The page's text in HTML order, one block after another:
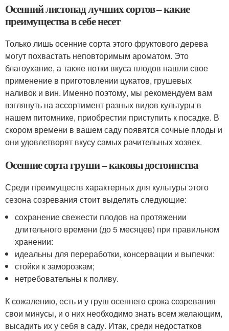
Осенний листопад лучших сортов – какие
преимущества в себе несет
Только лишь осенние сорта этого фруктового дерева
могут похвастать неповторимым ароматом. Это
благоухание, а также нотки вкуса плодов нашли свое
применение в приготовлении цукатов, грушевых
наливок и вин. Именно поэтому, мы рекомендуем вам
взглянуть на ассортимент разных видов культуры в
нашем питомнике, приобрестии приступить к посадке. В
скором времени в вашем саду появятся сочные плоды и
они удовлетворят вкусу самых рачительных хозяек.
Осенние сорта груши – каковы достоинства
Среди преимуществ характерных для культуры этого
сезона созревания стоит выделить следующие:
сохранение свежести плодов на протяжении
длительного времени (до 5 месяцев) при правильном
хранении:
идеальны для переработки, консервации и выпечки:
стойки к заморозкам;
нетребовательны к поливу.
К сожалению, есть и у груш осеннего срока созревания
свои минусы, и о них необходимо знать всем желающим,
высадить их у себя в саду. Итак, среди недостатков